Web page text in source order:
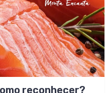
reconhecer?